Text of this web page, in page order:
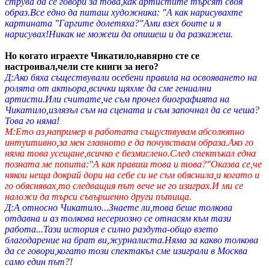
образ.Все едно да питаш художника: "А как нарисувахте
картината "Гаргите долетяха?"Ами взех боите и я
нарисувах!Никак не можеш да опишеш и да разкажеш.
Но когато играехте Чикатило,навярно сте се
настроивал,чели сте книги за него?
Д:Ако бяха съществували осебени правила на освояването на
ролята от актьора,всички щяхме да сме гениални
артисти.Или считате,че съм прочел биографията на
Чикатило,излязъл съм на сцената и съм започнал да се чеша?
Това го няма!
М:Ето аз,например в работата същуствувам абсолютно
интуитивно,за мен главното е да почувствам образа.Ако го
няма това усещане,всичко е безмислено.След спектъкал една
позната ме попита:"А как правиш това и това?"Оказва се,че
някои неща докрай дори на себе си не съм обяснила,и когато и
го обяснявах,то следващия път вече не го изиграх.И ми се
наложи да търси съвършенно други пътища.
Д:А относно Чикатило...Знаете ли,това беше толкова
отдавна и аз толкова несериозно се отнасям към тази
работа...Тази история е силно раздута-общо взето
благодарение на брат ви,журналиста.Няма за какво толкова
да се говори,когато този спектакъл сме изиграли в Москва
само един път?!